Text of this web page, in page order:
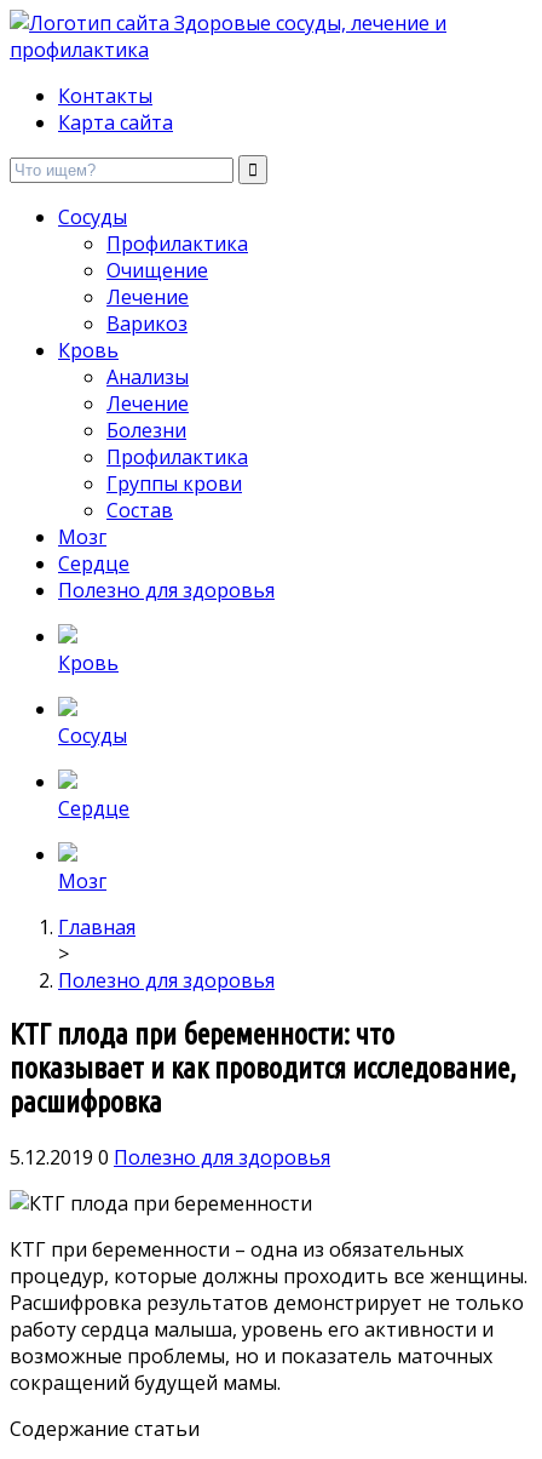
Здоровые сосуды, лечение и профилактика
Контакты
Карта сайта
Сосуды
Профилактика
Очищение
Лечение
Варикоз
Кровь
Анализы
Лечение
Болезни
Профилактика
Группы крови
Состав
Мозг
Сердце
Полезно для здоровья
Кровь
Сосуды
Сердце
Мозг
Главная
>
Полезно для здоровья
КТГ плода при беременности: что
показывает и как проводится исследование,
расшифровка
5.12.2019 0 Полезно для здоровья
КТГ при беременности – одна из обязательных
процедур, которые должны проходить все женщины.
Расшифровка результатов демонстрирует не только
работу сердца малыша, уровень его активности и
возможные проблемы, но и показатель маточных
сокращений будущей мамы.
Содержание статьи